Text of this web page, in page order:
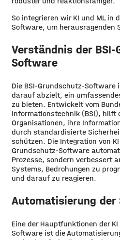
So integrieren wir KI und ML in
Software, um herausragenden
Verständnis der
Software
Die BSI-Grundschutz-Software
darauf abzielt, ein
zu bieten. Entwickelt vom
Informationstechnik (BSI), hilft
Organisationen, ihre
durch standardisierte
schützen. Die Integration von
Grundschutz-Software
Prozesse, sondern verbessert
Systems, Bedrohungen zu
und darauf zu reagieren.
Automatisierung
Eine der Hauptfunktionen der
Software ist die